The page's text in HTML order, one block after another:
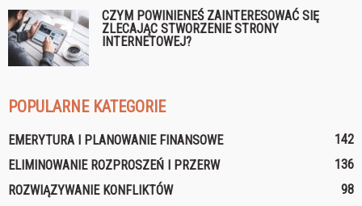
CZYM POWINIENEŚ ZAINTERESOWAĆ SIĘ
ZLECAJĄC STWORZENIE STRONY
INTERNETOWEJ?
POPULARNE KATEGORIE
EMERYTURA I PLANOWANIE FINANSOWE
142
ELIMINOWANIE ROZPROSZEŃ I PRZERW
136
ROZWIĄZYWANIE KONFLIKTÓW
98